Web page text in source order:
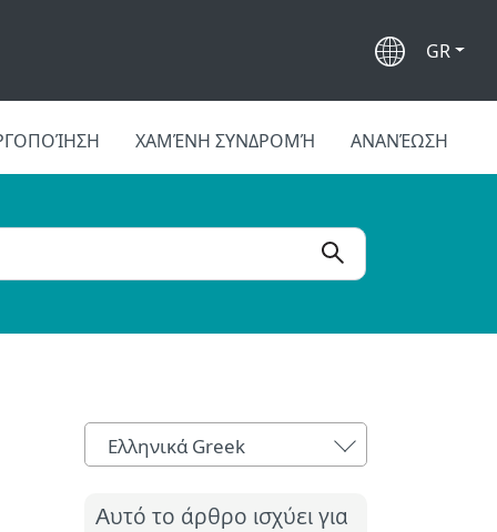
GR
ΧΑΜΈΝΗ ΣΥΝΔΡΟΜΉ ΑΝΑΝΈΩΣΗ
Ελληνικά Greek
Αυτό το άρθρο ισχύει για